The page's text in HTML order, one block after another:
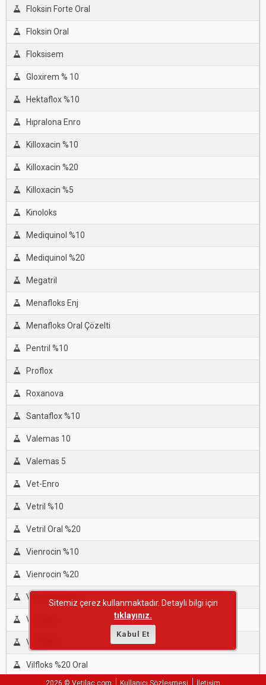
Floksin Forte Oral
Floksin Oral
Floksisem
Gloxirem % 10
Hektaflox %10
Hıpralona Enro
Killoxacin %10
Killoxacin %20
Killoxacin %5
Kinoloks
Mediquinol %10
Mediquinol %20
Megatril
Menafloks Enj
Menafloks Oral Çözelti
Pentril %10
Proflox
Roxanova
Santaflox %10
Valemas 10
Valemas 5
Vet-Enro
Vetril %10
Vetril Oral %20
Vienrocin %10
Vienrocin %20
Vienrocin %80
Vil-Floks
Vil-Floks
Vilfloks %20 Oral
2026 © Vetilac.com Kullanıcı Sözleşmesi İletişim
Sitemiz çerez kullanmaktadır. Detaylı bilgi için
tıklayınız.
Kabul Et